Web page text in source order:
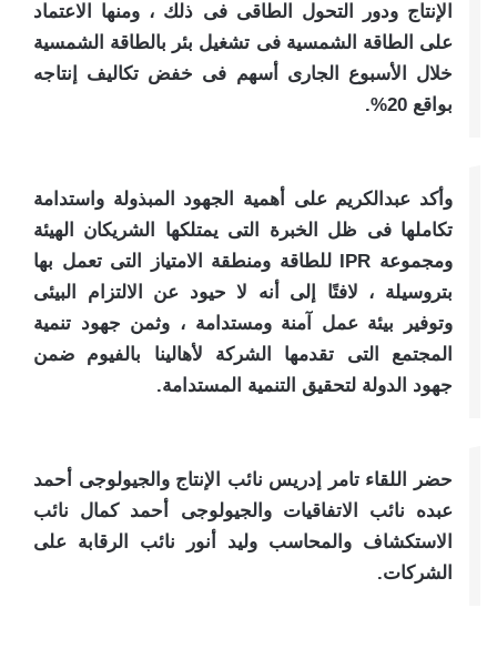
الإنتاج ودور التحول الطاقى فى ذلك ، ومنها الاعتماد
على الطاقة الشمسية فى تشغيل بئر بالطاقة الشمسية
خلال الأسبوع الجارى أسهم فى خفض تكاليف إنتاجه
بواقع 20%.
وأكد عبدالكريم على أهمية الجهود المبذولة واستدامة
تكاملها فى ظل الخبرة التى يمتلكها الشريكان الهيئة
ومجموعة IPR للطاقة ومنطقة الامتياز التى تعمل بها
بتروسيلة ، لافتًا إلى أنه لا حيود عن الالتزام البيئى
وتوفير بيئة عمل آمنة ومستدامة ، وثمن جهود تنمية
المجتمع التى تقدمها الشركة لأهالينا بالفيوم ضمن
جهود الدولة لتحقيق التنمية المستدامة.
حضر اللقاء تامر إدريس نائب الإنتاج والجيولوجى أحمد
عبده نائب الاتفاقيات والجيولوجى أحمد كمال نائب
الاستكشاف والمحاسب وليد أنور نائب الرقابة على
الشركات.